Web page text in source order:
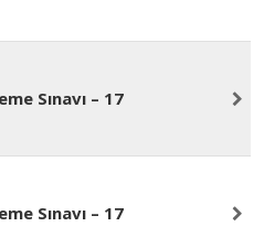
Sınavı – 17
Sınavı – 17